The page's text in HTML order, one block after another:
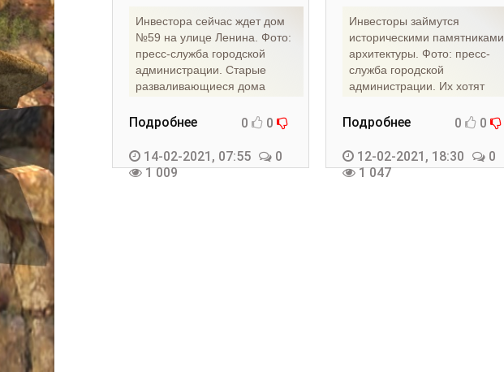
Инвестора сейчас ждет дом
№59 на улице Ленина. Фото:
пресс-служба городской
администрации. Старые
разваливающиеся дома
Инвесторы
Подробнее 0 0
14-02-2021, 07:55
0
1 009
Инвесторы займутся
историческими памятниками
архитектуры. Фото: пресс-
служба городской
администрации. Их хотят
Исторические здания
Подробнее 0 0
12-02-2021, 18:30
0
1 047